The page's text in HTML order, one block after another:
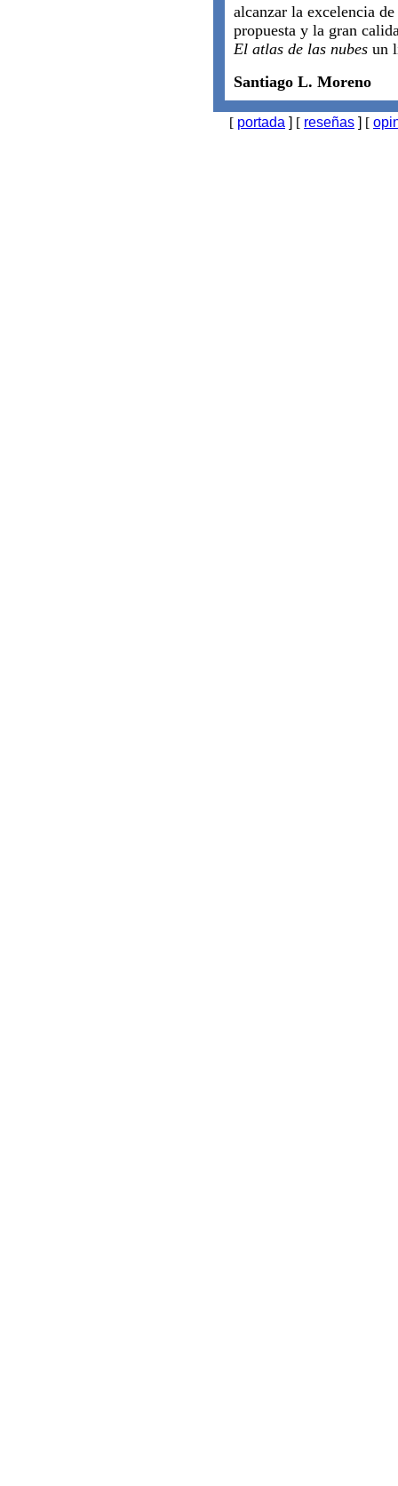
alcanzar la excelencia
propuesta y la gran
El atlas de las nubes un
Santiago L. Moreno
[ portada ] [ reseñas ] [